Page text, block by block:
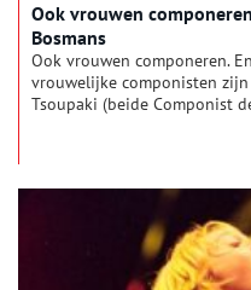
Ook vrouwen
Bosmans
Ook vrouwen componeren.
vrouwelijke componisten zijn
Tsoupaki (beide Componist
steeds vaker naar wordt
vrouwen in de klassieke
vrouwen in als nu. De
staat, mag voor niemand
Henriëtte Bosmans (1895-